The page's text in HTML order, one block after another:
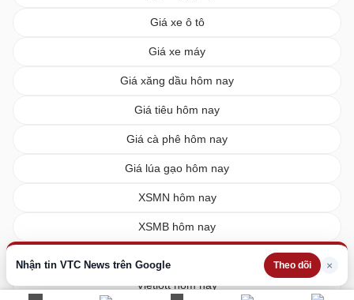
Nhận tin VTC News trên Google Theo dõi ×
Giá xe ô tô
Giá xe máy
Giá xăng dầu hôm nay
Giá tiêu hôm nay
Giá cà phê hôm nay
Giá lúa gạo hôm nay
XSMN hôm nay
XSMB hôm nay
Vietlott hôm nay